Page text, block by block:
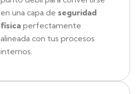
en una capa de seguridad
físicaperfectamente
alineada con tus procesos
internos.